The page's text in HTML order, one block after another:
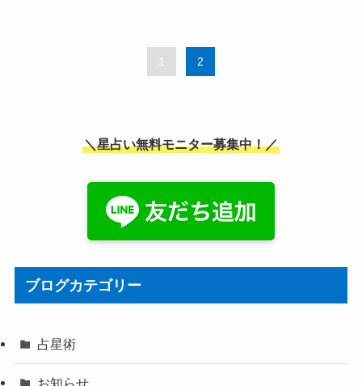
1 2
＼星占い無料モニター募集中！／
ブログカテゴリー
占星術
お知らせ